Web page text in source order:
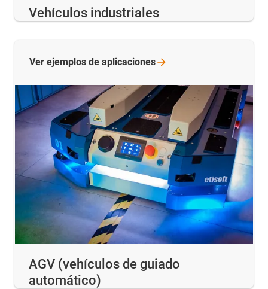
Vehículos industriales
AGV (vehículos de guiado
automático)
Ver ejemplos de aplicaciones